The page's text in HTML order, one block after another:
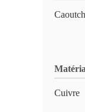
Cuivre